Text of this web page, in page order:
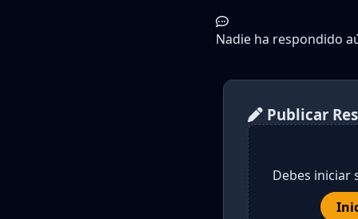
Nadie ha respondido
Publicar
Debes iniciar